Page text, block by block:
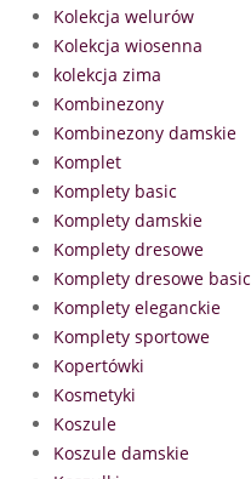
Kolekcja welurów
Kolekcja wiosenna
kolekcja zima
Kombinezony
Kombinezony damskie
Komplet
Komplety basic
Komplety damskie
Komplety dresowe
Komplety dresowe basic
Komplety eleganckie
Komplety sportowe
Kopertówki
Kosmetyki
Koszule
Koszule damskie